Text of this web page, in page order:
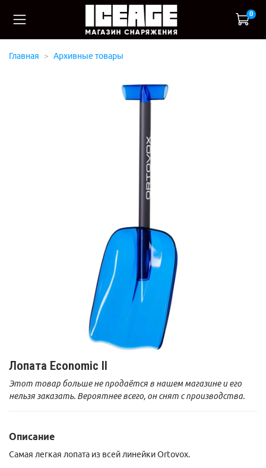
0
Главная Архивные товары
Лопата Economic II
Этот товар больше не продаётся в нашем магазине и его
нельзя заказать. Вероятнее всего, он снят с производства.
Описание
Самая легкая лопата из всей линейки Ortovox.